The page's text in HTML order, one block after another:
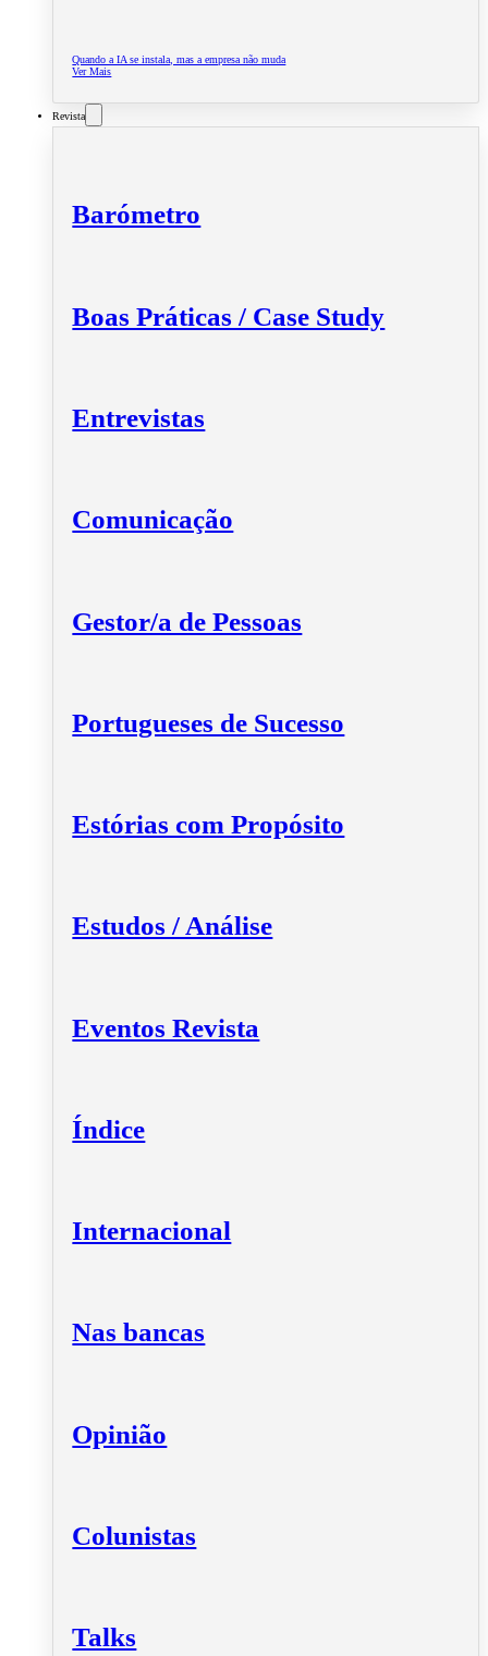
Quando a IA se instala, mas a empresa não muda
Ver Mais
Revista
Barómetro
Boas Práticas / Case Study
Entrevistas
Comunicação
Gestor/a de Pessoas
Portugueses de Sucesso
Estórias com Propósito
Estudos / Análise
Eventos Revista
Índice
Internacional
Nas bancas
Opinião
Colunistas
Talks